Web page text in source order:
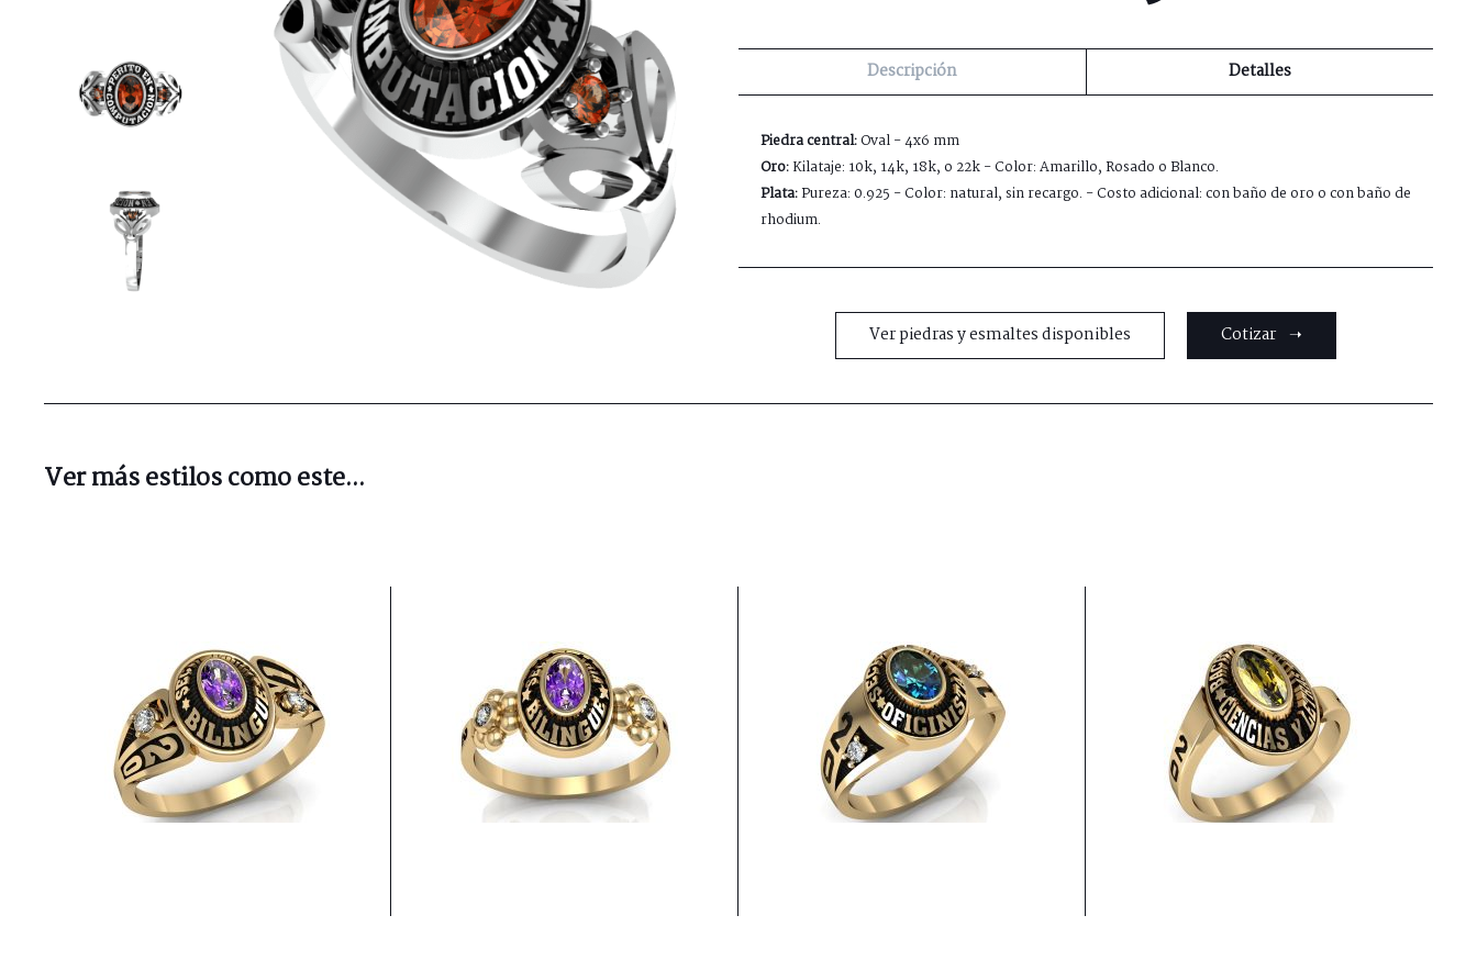
Descripción Detalles
Piedra central:Oval - 4x6 mm
Oro:Kilataje: 10k, 14k, 18k, o 22k - Color: Amarillo, Rosado o Blanco.
Plata:Pureza: 0.925 - Color: natural, sin recargo. - Costo adicional: con baño de oro o con baño de
rhodium.
Ver piedras y esmaltes disponibles Cotizar ➝
Ver más estilos como este...